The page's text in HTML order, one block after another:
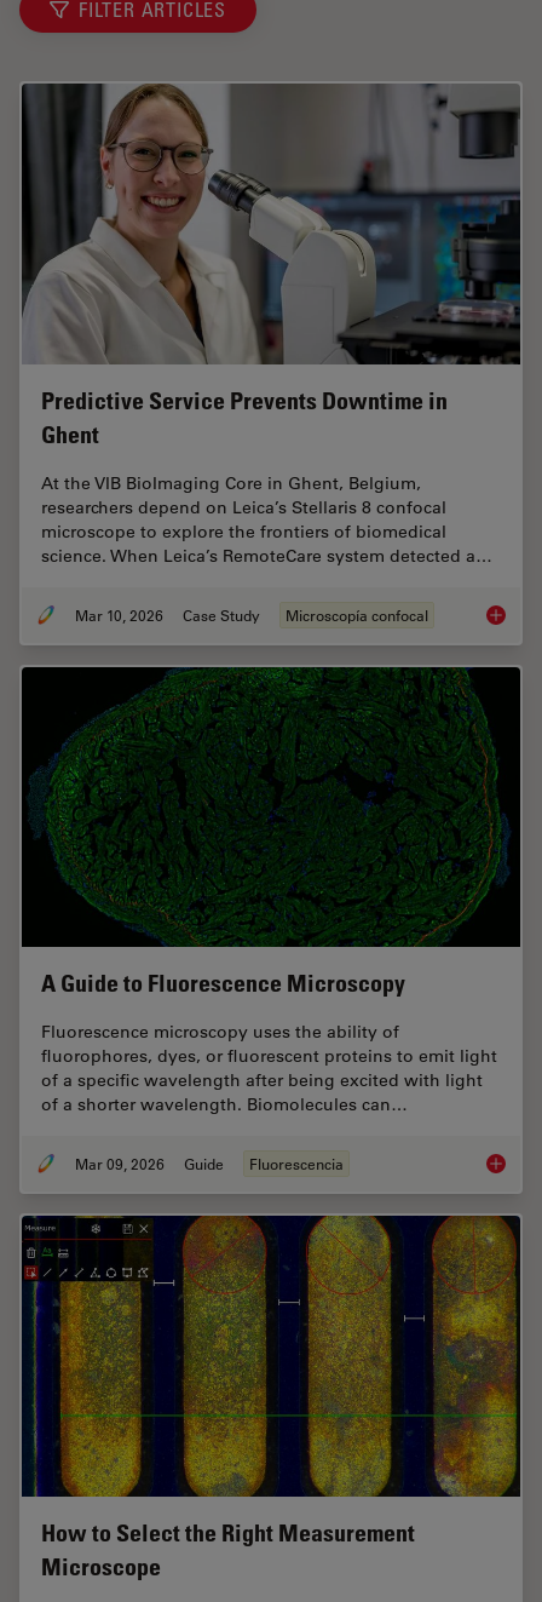
FILTER ARTICLES
Predictive Service Prevents Downtime in
Ghent
At the VIB BioImaging Core in Ghent, Belgium,
researchers depend on Leica’s Stellaris 8 confocal
microscope to explore the frontiers of biomedical
science. When Leica’s RemoteCare system detected a…
Mar 10, 2026 Case Study Microscopía confocal
A Guide to Fluorescence Microscopy
Fluorescence microscopy uses the ability of
fluorophores, dyes, or fluorescent proteins to emit light
of a specific wavelength after being excited with light
of a shorter wavelength. Biomolecules can…
Mar 09, 2026 Guide Fluorescencia A
How to Select the Right Measurement
Microscope